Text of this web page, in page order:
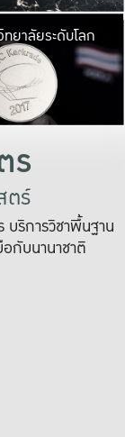
มหาวิ
เปลี่ยนแปลง แล
เพื่อทำง
ระบบสารสนเทศ
ทยาลัยระดับโลก
ร
ตร์
ริการวิชาพื้นฐาน
กับนานาชาติ